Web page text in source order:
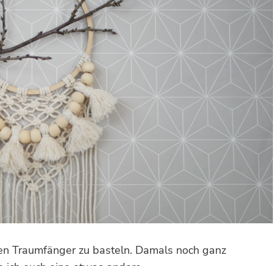
Traumfänger zu basteln. Damals noch ganz